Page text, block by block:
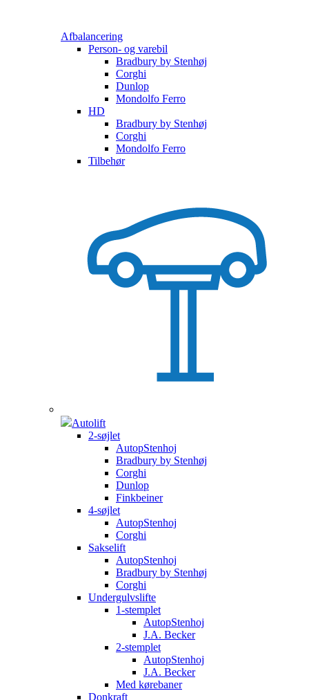
Afbalancering
Person- og varebil
Bradbury by Stenhøj
Corghi
Dunlop
Mondolfo Ferro
HD
Bradbury by Stenhøj
Corghi
Mondolfo Ferro
Tilbehør
Autolift
2-søjlet
AutopStenhoj
Bradbury by Stenhøj
Corghi
Dunlop
Finkbeiner
4-søjlet
AutopStenhoj
Corghi
Sakselift
AutopStenhoj
Bradbury by Stenhøj
Corghi
Undergulvslifte
1-stemplet
AutopStenhoj
J.A. Becker
2-stemplet
AutopStenhoj
J.A. Becker
Med kørebaner
Donkraft